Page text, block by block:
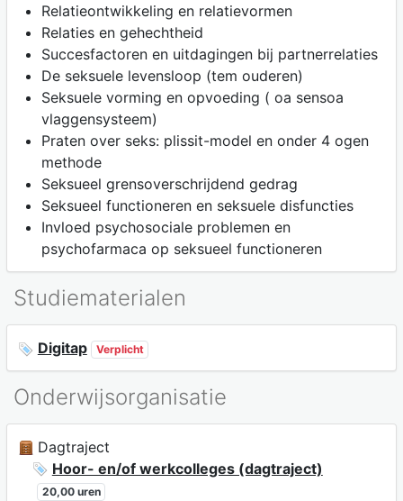
Relatieontwikkeling en relatievormen
Relaties en gehechtheid
Succesfactoren en uitdagingen bij partnerrelaties
De seksuele levensloop (tem ouderen)
Seksuele vorming en opvoeding ( oa sensoa
vlaggensysteem)
Praten over seks: plissit-model en onder 4 ogen
methode
Seksueel grensoverschrijdend gedrag
Seksueel functioneren en seksuele disfuncties
Invloed psychosociale problemen en
psychofarmaca op seksueel functioneren
Studiematerialen
Digitap Verplicht
Onderwijsorganisatie
Dagtraject
Hoor- en/of werkcolleges (dagtraject)
20,00 uren